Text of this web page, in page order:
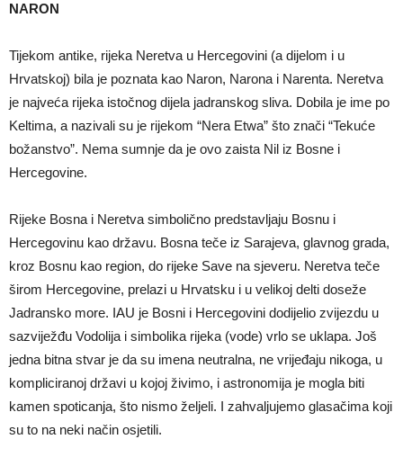
NARON
Tijekom antike, rijeka Neretva u Hercegovini (a dijelom i u
Hrvatskoj) bila je poznata kao Naron, Narona i Narenta. Neretva
je najveća rijeka istočnog dijela jadranskog sliva. Dobila je ime po
Keltima, a nazivali su je rijekom “Nera Etwa” što znači “Tekuće
božanstvo”. Nema sumnje da je ovo zaista Nil iz Bosne i
Hercegovine.
Rijeke Bosna i Neretva simbolično predstavljaju Bosnu i
Hercegovinu kao državu. Bosna teče iz Sarajeva, glavnog grada,
kroz Bosnu kao region, do rijeke Save na sjeveru. Neretva teče
širom Hercegovine, prelazi u Hrvatsku i u velikoj delti doseže
Jadransko more. IAU je Bosni i Hercegovini dodijelio zvijezdu u
sazviježđu Vodolija i simbolika rijeka (vode) vrlo se uklapa. Još
jedna bitna stvar je da su imena neutralna, ne vrijeđaju nikoga, u
kompliciranoj državi u kojoj živimo, i astronomija je mogla biti
kamen spoticanja, što nismo željeli. I zahvaljujemo glasačima koji
su to na neki način osjetili.